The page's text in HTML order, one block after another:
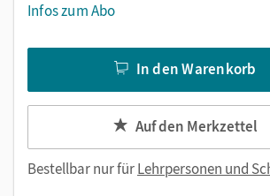
Infos zum Abo
In den Warenkorb
Auf den Merkzettel
Bestellbar nur fürLehrpersonen und